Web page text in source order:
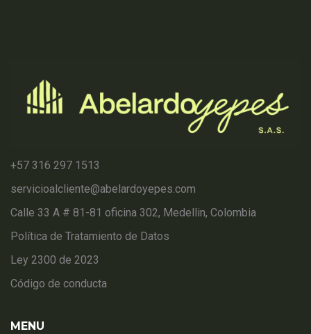
+57 316 297 1513
servicioalcliente@abelardoyepes.com
Calle 33 A # 81-81 oficina 302, Medellin, Colombia
Política de Tratamiento de Datos
Ley 2300 de 2023
Código de conducta
MENU